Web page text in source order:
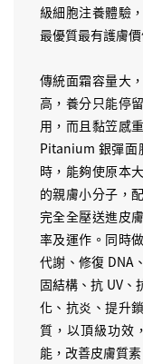
級細胞注養體驗
最優質最有護膚
傳統面霜容量大
高，養分只能停
用，而且黏笠感
Pitanium 銀彈面
時，能夠使原本
的親膚小分子，
完全全壓送進皮
率及運作。同時
代謝、修復 DNA
固結構、抗 UV、
化、抗炎、提升
質，以頂級功效
能，改善皮膚質